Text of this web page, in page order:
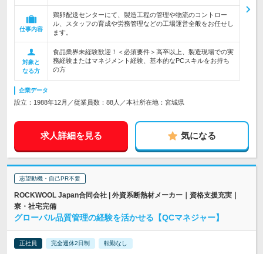
仕事内容
鶏卵配送センターにて、製造工程の管理や物流のコントロー
ル、スタッフの育成や労務管理などの工場運営全般をお任せし
ます。
対象と
なる方
食品業界未経験歓迎！＜必須要件＞高卒以上、製造現場での実
務経験またはマネジメント経験、基本的なPCスキルをお持ち
の方
企業データ
設立：1988年12月／従業員数：88人／本社所在地：宮城県
求人詳細を見る 気になる
志望動機・自己PR不要
ROCKWOOL Japan合同会社 | 外資系断熱材メーカー｜資格支援充実｜
寮・社宅完備
グローバル品質管理の経験を活かせる【QCマネジャー】
正社員 完全週休2日制 転勤なし